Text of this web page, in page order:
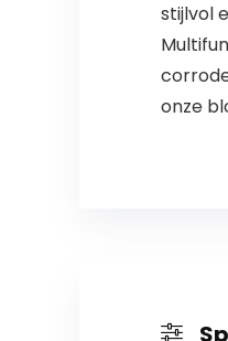
stijlvol
onze